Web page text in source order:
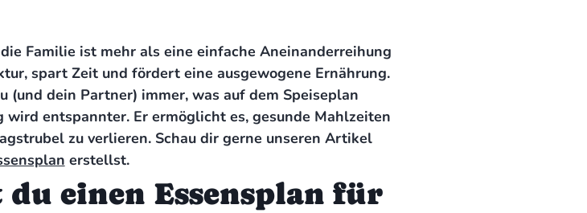
Familie ist mehr als eine einfache Aneinanderreihung
spart Zeit und fördert eine ausgewogene Ernährung.
(und dein Partner) immer, was auf dem Speiseplan
entspannter. Er ermöglicht es, gesunde Mahlzeiten
zu verlieren. Schau dir gerne unseren Artikel
erstellst.
du einen Essensplan für